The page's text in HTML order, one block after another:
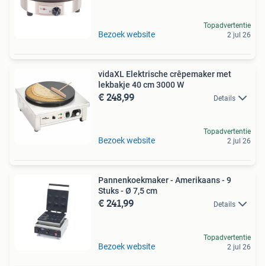
Bezoek website
Topadvertentie
2 jul 26
vidaXL Elektrische crêpemaker met
lekbakje 40 cm 3000 W
€ 248,99 Details
Bezoek website
Topadvertentie
2 jul 26
Pannenkoekmaker - Amerikaans - 9
Stuks - Ø 7,5 cm
€ 241,99 Details
Bezoek website
Topadvertentie
2 jul 26